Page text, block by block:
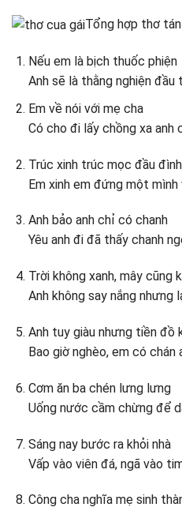
19. Thơ tán tỉnh em Thảo
20. Thơ bựa tán em Thu
Tổng hợp thơ
Nếu em là bịch thuốc phiện
Anh sẽ là thằng nghiện đầu
Em về nói với mẹ cha
Có cho đi lấy chồng xa anh
Trúc xinh trúc mọc đầu đình
Em xinh em đứng một mình
Anh bảo anh chỉ có chanh
Yêu anh đi đã thấy chanh
Trời không xanh, mây cũng
Anh không say nắng nhưng
Anh tuy giàu nhưng tiền đồ
Bao giờ nghèo, em có chán
Cơm ăn ba chén lưng lưng
Uống nước cầm chừng để
Sáng nay bước ra khỏi nhà
Vấp vào viên đá, ngã vào
Công cha nghĩa mẹ sinh